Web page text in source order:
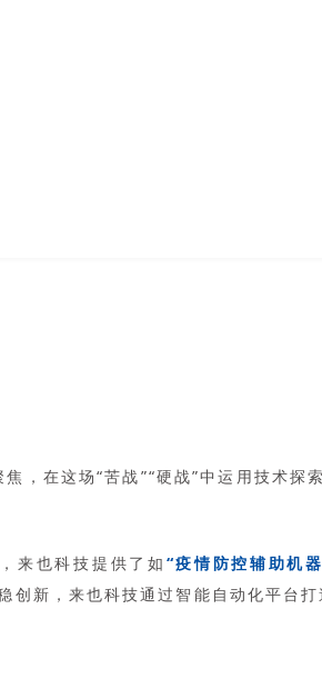
，在这场“苦战”“硬战”中运用技术探
来也科技提供了如 “疫情防控辅助机
创新，来也科技通过智能自动化平台打